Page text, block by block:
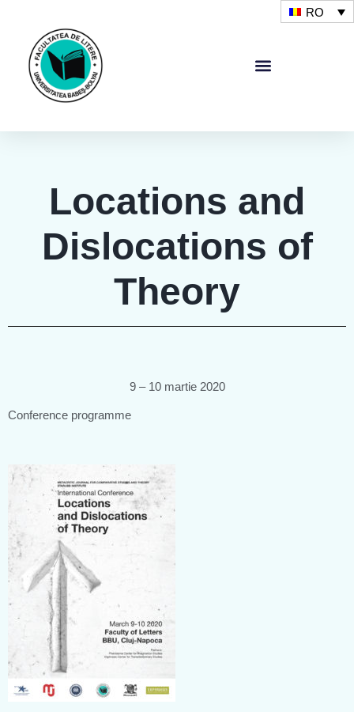
RO
Locations and
Dislocations of
Theory
9 – 10 martie 2020
Conference programme